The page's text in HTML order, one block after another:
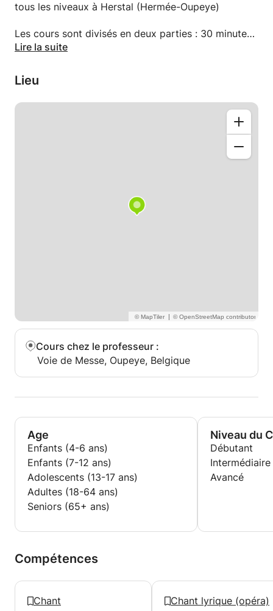
tous les niveaux à Herstal (Hermée-Oupeye)
Les cours sont divisés en deux parties : 30 minutes
de vocalises pour travailler la technique vocale
et 30 minutes pour travailler des chansons et
morceaux que vous aimez et que vous choisissez
(pour les personnes n'ayant pas d'idées, je peux
évidemment guider sur des chansons correspondant
La technique que j'enseigne est basée sur la détente
Lire la suite
Lieu
|
Cours chez le professeur :
Voie de Messe, Oupeye, Belgique
Age
Enfants (4-6 ans)
Enfants (7-12 ans)
Adolescents (13-17 ans)
Adultes (18-64 ans)
Seniors (65+ ans)
Niveau du
Débutant
Intermédiaire
Avancé
Compétences
Chant Chant lyrique (opéra)